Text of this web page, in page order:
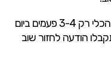
: כרגע ניתן להפעיל את הכלי רק 3-4 פעמים ביום
הודעה לחזור שוב